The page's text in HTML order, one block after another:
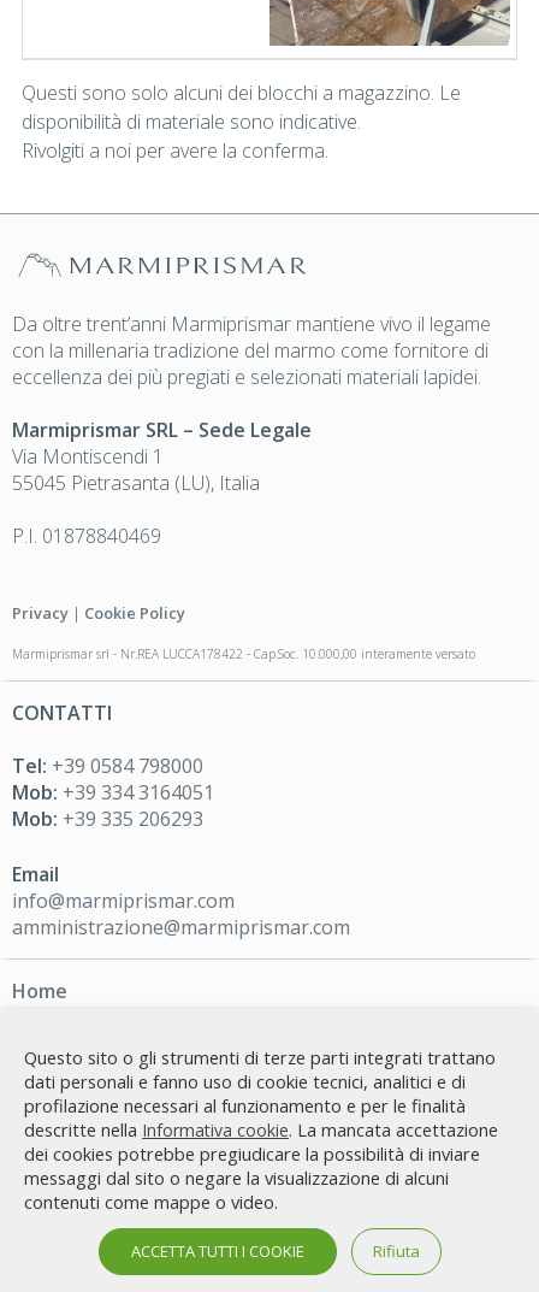
Questi sono solo alcuni dei blocchi a magazzino. Le
disponibilità di materiale sono indicative.
Rivolgiti a noi per avere la conferma.
Da oltre trent’anni Marmiprismar mantiene vivo il legame
con la millenaria tradizione del marmo come fornitore di
eccellenza dei più pregiati e selezionati materiali lapidei.
Marmiprismar SRL – Sede Legale
Via Montiscendi 1
55045 Pietrasanta (LU), Italia
P.I. 01878840469
Privacy | Cookie Policy
Marmiprismar srl - Nr.REA LUCCA178422 - Cap.Soc. 10.000,00 interamente versato
CONTATTI
Tel: +39 0584 798000
Mob: +39 334 3164051
Mob: +39 335 206293
Email
info@marmiprismar.com
amministrazione@marmiprismar.com
Home
Magazzino online
Collaudo lastre
Collaudo blocchi
Contatti
Segui i nostri profili social
Questo sito o gli strumenti di terze parti integrati trattano
dati personali e fanno uso di cookie tecnici, analitici e di
profilazione necessari al funzionamento e per le finalità
descritte nella Informativa cookie. La mancata accettazione
dei cookies potrebbe pregiudicare la possibilità di inviare
messaggi dal sito o negare la visualizzazione di alcuni
contenuti come mappe o video.
ACCETTA TUTTI I COOKIE Rifiuta